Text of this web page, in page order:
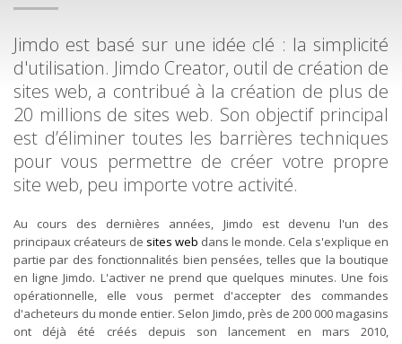
Jimdo est basé sur une idée clé : la simplicité
d'utilisation. Jimdo Creator, outil de création de
sites web, a contribué à la création de plus de
20 millions de sites web. Son objectif principal
est d’éliminer toutes les barrières techniques
pour vous permettre de créer votre propre
site web, peu importe votre activité.
Au cours des dernières années, Jimdo est devenu l'un des
principaux créateurs de sites web dans le monde. Cela s'explique en
partie par des fonctionnalités bien pensées, telles que la boutique
en ligne Jimdo. L'activer ne prend que quelques minutes. Une fois
opérationnelle, elle vous permet d'accepter des commandes
d'acheteurs du monde entier. Selon Jimdo, près de 200 000 magasins
ont déjà été créés depuis son lancement en mars 2010,